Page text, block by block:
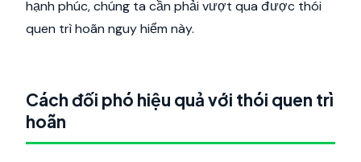
hạnh phúc, chúng ta cần phải vượt qua được thói
quen trì hoãn nguy hiểm này.
Cách đối phó hiệu quả với thói quen trì
hoãn